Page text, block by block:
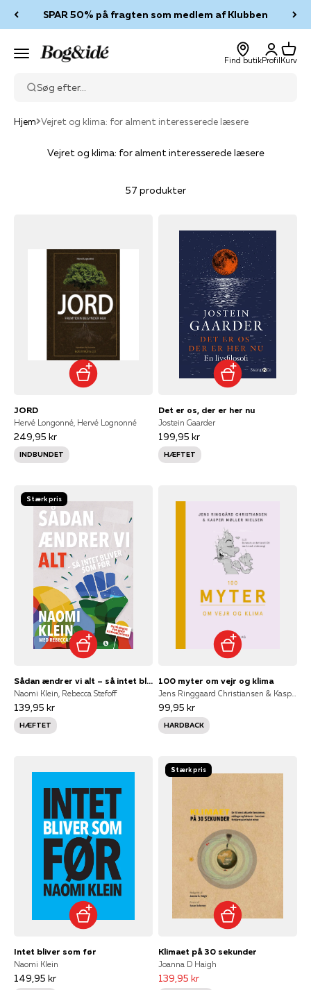
SPAR 50% på fragten som medlem af Klubben
Menu Bog & idé
Find butik
Log ind
Profil
Kurv
Kurv
Søg efter...
Hjem Vejret og klima: for alment interesserede læsere
Vejret og klima: for alment interesserede læsere
57 produkter
JORD
Hervé Longonné, Hervé Lognonné
249,95 kr
INDBUNDET
Det er os, der er her nu
Jostein Gaarder
199,95 kr
HÆFTET
Stærk pris
Sådan ændrer vi alt – så intet bliver som før
Naomi Klein, Rebecca Stefoff
139,95 kr
HÆFTET
100 myter om vejr og klima
99,95 kr
HARDBACK
Intet bliver som før
Naomi Klein
149,95 kr
Stærk pris
Klimaet på 30 sekunder
Joanna D Haigh
139,95 kr